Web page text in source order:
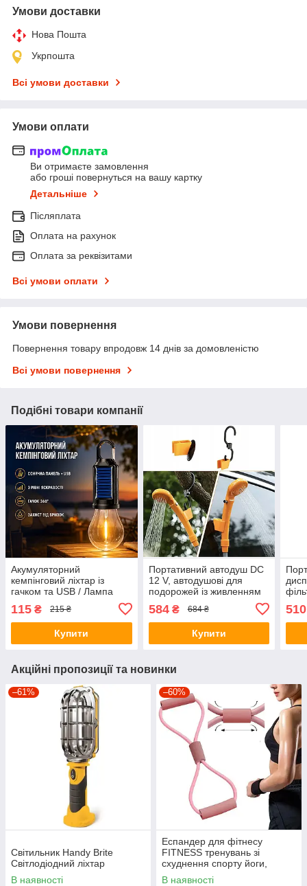
Умови доставки
Нова Пошта
Укрпошта
Всі умови доставки
Умови оплати
Ви отримаєте замовлення
або гроші повернуться на вашу картку
Детальніше
Післяплата
Оплата на рахунок
Оплата за реквізитами
Всі умови оплати
Умови повернення
Повернення товару впродовж 14 днів за домовленістю
Всі умови повернення
Подібні товари компанії
Акумуляторний
кемпінговий ліхтар із
гачком та USB / Лампа
для кемпінгу із сонячною
панеллю HA-112
115 ₴ 215 ₴
Купити
Портативний автодуш DC
12 V, автодушові для
подорожей із живленням
584₴ 684 ₴
Купити
510
Акційні пропозиції та новинки
–61%
Світильник Handy Brite
Світлодіодний ліхтар
В наявності
–60%
Еспандер для фітнесу
FITNESS тренувань зі
схуднення спорту йоги,
вісімка, для чоловіків жінок
В наявності